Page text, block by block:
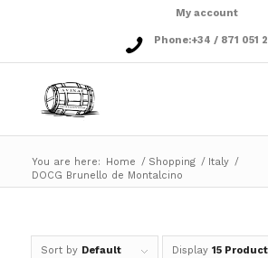
My account
Phone:+34 / 871 051
You are here: Home / Shopping / Italy /
DOCG Brunello de Montalcino
Sort by Default Display 15